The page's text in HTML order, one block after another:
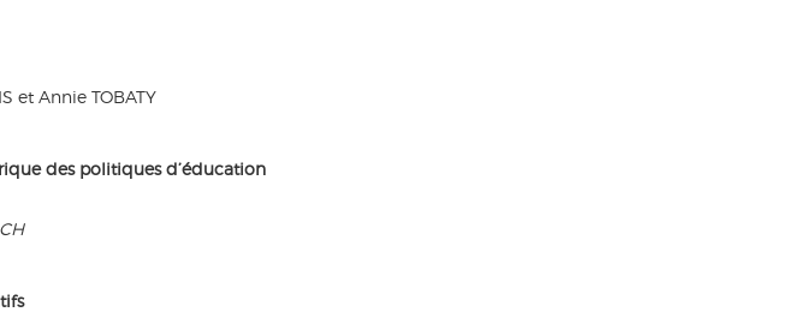
et Annie TOBATY
des politiques d’éducation